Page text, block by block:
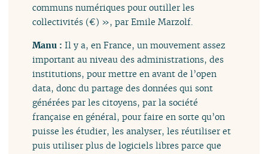
communs numériques pour outiller les
collectivités (€) », par Emile Marzolf.
Manu :Il y a, en France, un mouvement assez
important au niveau des administrations, des
institutions, pour mettre en avant de l’open
data, donc du partage des données qui sont
générées par les citoyens, par la société
française en général, pour faire en sorte qu’on
puisse les étudier, les analyser, les réutiliser et
puis utiliser plus de logiciels libres parce que